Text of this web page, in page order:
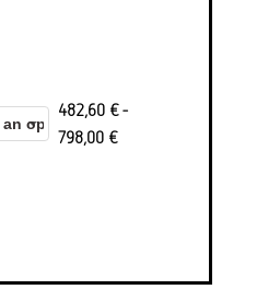
482,60 €-
798,00 €